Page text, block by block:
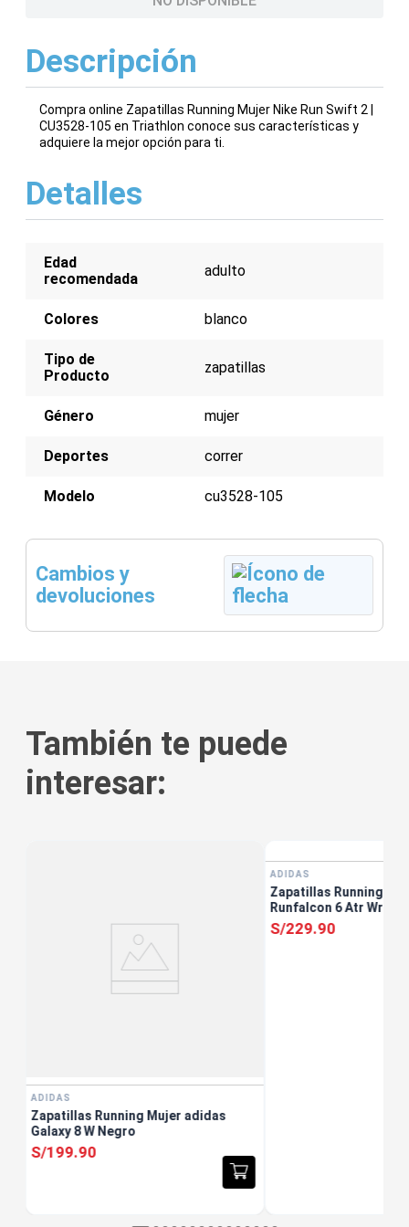
Descripción
Compra online Zapatillas Running Mujer Nike Run Swift 2 |
CU3528-105 en Triathlon conoce sus características y
adquiere la mejor opción para ti.
Detalles
Edad
recomendada
adulto
Colores blanco
Tipo de
Producto
zapatillas
Género mujer
Deportes correr
Modelo cu3528-105
Cambios y
devoluciones
También te puede
interesar:
ADIDAS
Zapatillas Running Mujer adidas
Galaxy 8 W Negro
S/199.90
ADIDAS
Zapatillas Running
Runfalcon 6 Atr Wr W
S/229.90